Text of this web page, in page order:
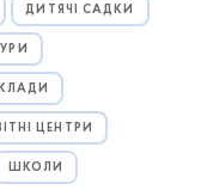
ДИТЯЧІ САДКИ
ЦЕНТРИ
ШКОЛИ